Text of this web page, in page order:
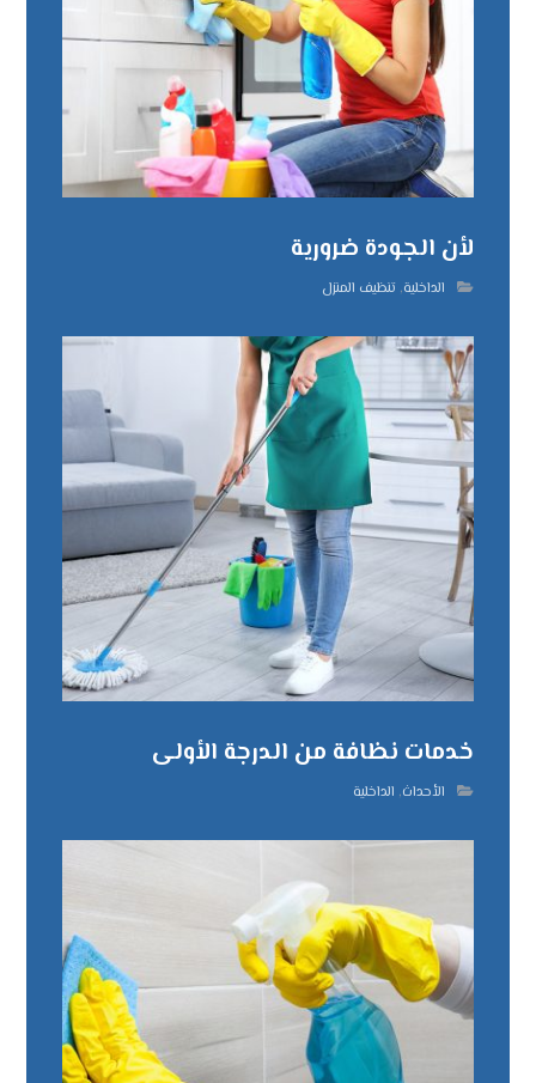
لأن الجودة ضرورية
الداخلية,تنظيف المنزل
خدمات نظافة من الدرجة الأولى
الأحداث, الداخلية